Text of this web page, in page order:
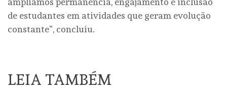
de estudantes em atividades que geram evolução
constante”, concluiu.
LEIA TAMBÉM